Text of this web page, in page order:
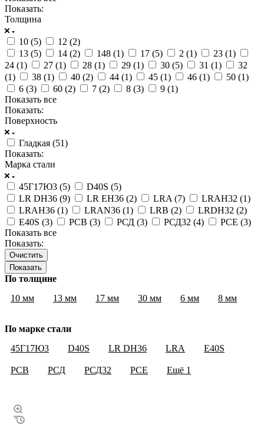
Показать:
Толщина
10 (5) 12 (2)
13 (5) 14 (2) 148 (1) 17 (5) 2 (1) 23 (1)
24 (1) 27 (1) 28 (1) 29 (1) 30 (5) 31 (1)
32
(1) 38 (1) 40 (2) 44 (1) 45 (1) 46 (1) 50 (1)
6 (3) 60 (2) 7 (2) 8 (3) 9 (1)
Показать все
Показать:
Поверхность
Гладкая (51)
Показать:
Марка стали
45Г17Ю3 (5) D40S (5)
LR DH36 (9) LR EH36 (2) LRA (7) LRAH32 (1)
LRAH36 (1) LRAN36 (1) LRB (2) LRDH32 (2)
Е40S (3) РСВ (3) РСД (3) РСД32 (4) РСЕ (3)
Показать все
Показать:
Очистить
По толщине
10 мм
13 мм 17 мм 30 мм 6 мм 8 мм
По марке стали
45Г17Ю3
D40S LR DH36 LRA Е40S
РСВ РСД РСД32 РСЕ Ещё 1